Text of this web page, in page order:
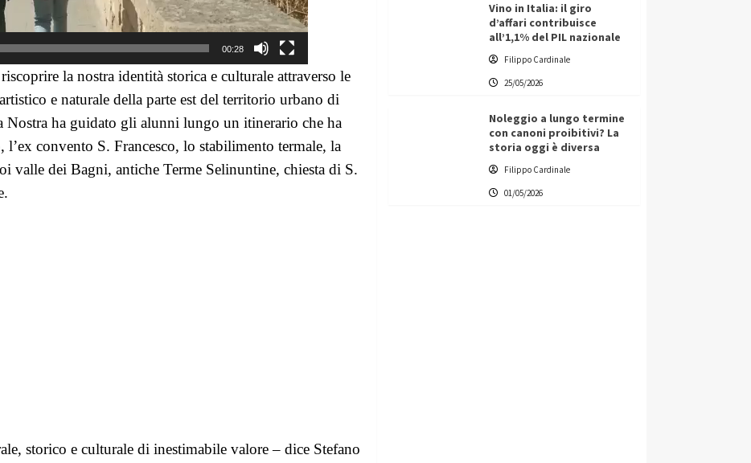
00:28
la nostra identità storica e culturale attraverso le
e naturale della parte est del territorio urbano di
Nostra ha guidato gli alunni lungo un itinerario che ha
convento S. Francesco, lo stabilimento termale, la
valle dei Bagni, antiche Terme Selinuntine, chiesta di S.
storico e culturale di inestimabile valore – dice Stefano
Vino in Italia: il giro
d’affari contribuisce
all’1,1% del PIL nazionale
Filippo Cardinale
25/05/2026
Noleggio a lungo termine
con canoni proibitivi? La
storia oggi è diversa
Filippo Cardinale
01/05/2026